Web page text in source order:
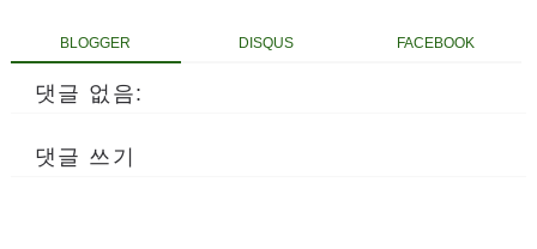
BLOGGER DISQUS FACEBOOK
댓글 없음:
댓글 쓰기